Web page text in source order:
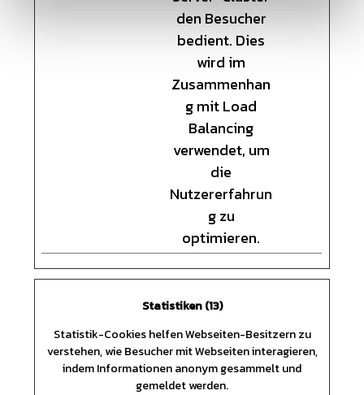
den Besucher
bedient. Dies
wird im
Zusammenhan
g mit Load
Balancing
verwendet, um
die
Nutzererfahrun
g zu
optimieren.
Statistiken (13)
Statistik-Cookies helfen Webseiten-Besitzern zu
verstehen, wie Besucher mit Webseiten interagieren,
indem Informationen anonym gesammelt und
gemeldet werden.